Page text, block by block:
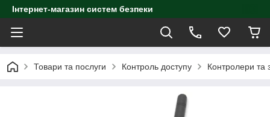
Інтернет-магазин систем безпеки
Товари та послуги Контроль доступу Контролери та